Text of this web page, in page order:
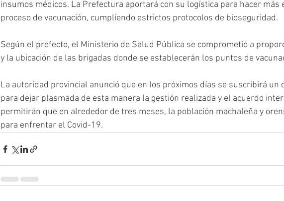
insumos médicos. La Prefectura aportará con su logística para hacer más
proceso de vacunación, cumpliendo estrictos protocolos de bioseguridad.
Según el prefecto, el Ministerio de Salud Pública se comprometió a
y la ubicación de las brigadas donde se establecerán los puntos de
La autoridad provincial anunció que en los próximos días se suscribirá un
para dejar plasmada de esta manera la gestión realizada y el acuerdo
permitirán que en alrededor de tres meses, la población machaleña y
para enfrentar el Covid-19.